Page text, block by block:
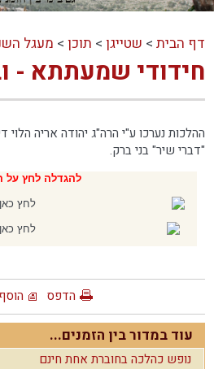
דף הבית > שטייגן > תוכן > מעגל
חידודי שמעתתא -
ההלכות נערכו ע"י הרה"ג יהודה אריה
"דברי שיר" בני ברק.
להגדלה לחץ על
הדפס
עוד במדור בין הזמנים...
נופש כהלכה בחוברת אחת חינם